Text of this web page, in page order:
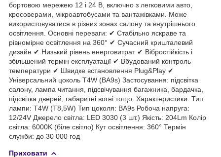
бортовою мережею 12 і 24 В, включно з легковими авто,
кросоверами, мікроавтобусами та вантажівками. Може
використовуватися в різних зонах салону та внутрішнього
освітлення. Основні переваги: ✔ Стабільно яскраве та
рівномірне освітлення на 360° ✔ Сучасний кришталевий
дизайн ✔ Низький рівень енерговитрат ✔ Вібростійкість і
збільшений термін експлуатації ✔ Вбудований контроль
температури ✔ Швидке встановлення Plug&Play ✔
Універсальний цоколь T4W (BA9s) Застосування: підсвітка
салону, лампа читання, підсвічування багажника, бардачка,
підсвітка дверей, габаритні вогні тощо. Характеристики: Тип
лампи: T4W (T8,5W) Тип цоколя: BA9s Робоча напруга:
12/24V Джерело світла: LED 3030 (3 шт.) Якість: 204Lm Колір
світла: 6000K (біле світло) Кут освітлення: 360° Термін
служби: до 30 000 год
Приховати